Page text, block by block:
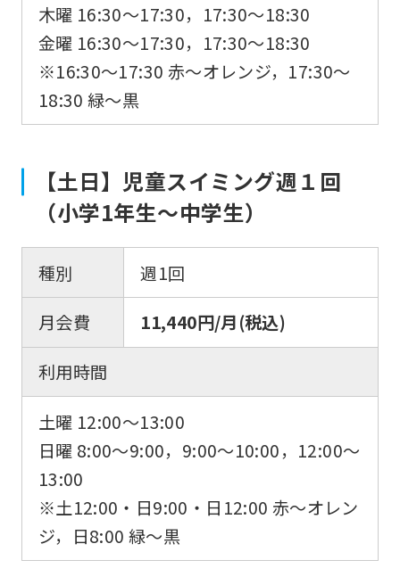
木曜 16:30〜17:30，17:30〜18:30
金曜 16:30〜17:30，17:30〜18:30
※16:30〜17:30 赤〜オレンジ，17:30〜
18:30 緑〜黒
【土日】児童スイミング週１回
（小学1年生〜中学生）
種別
週1回
月会費
11,440円/月(税込)
利用時間
土曜 12:00〜13:00
日曜 8:00〜9:00，9:00〜10:00，12:00～
13:00
※土12:00・日9:00・日12:00 赤～オレン
ジ，日8:00 緑～黒